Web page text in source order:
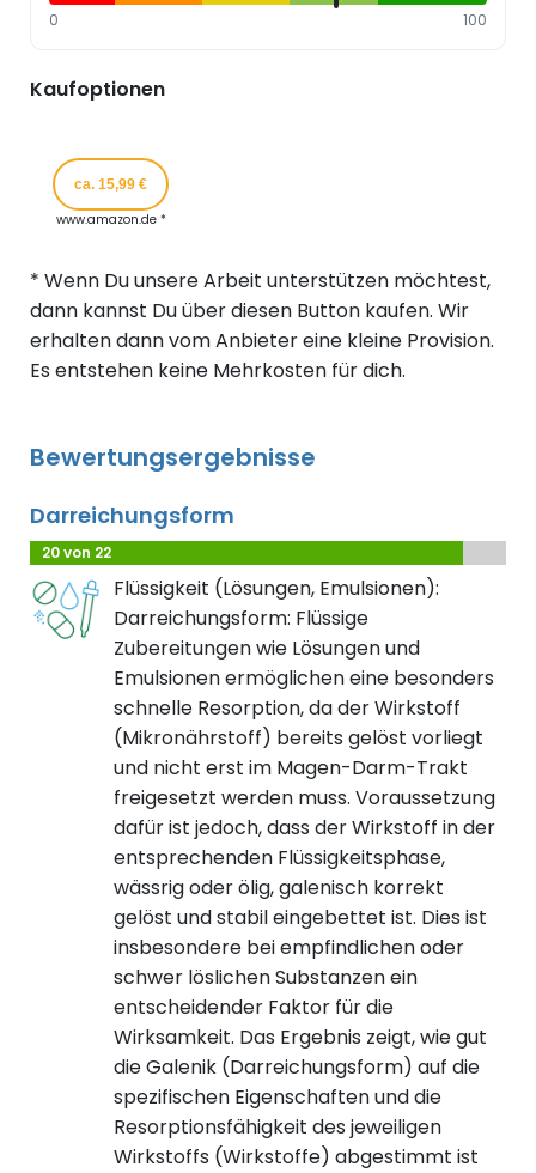
0 100
Kaufoptionen
ca. 15,99 €
www.amazon.de *
* Wenn Du unsere Arbeit unterstützen möchtest,
dann kannst Du über diesen Button kaufen. Wir
erhalten dann vom Anbieter eine kleine Provision.
Es entstehen keine Mehrkosten für dich.
Bewertungsergebnisse
Darreichungsform
20 von 22
Flüssigkeit (Lösungen, Emulsionen):
Darreichungsform: Flüssige
Zubereitungen wie Lösungen und
Emulsionen ermöglichen eine besonders
schnelle Resorption, da der Wirkstoff
(Mikronährstoff) bereits gelöst vorliegt
und nicht erst im Magen-Darm-Trakt
freigesetzt werden muss. Voraussetzung
dafür ist jedoch, dass der Wirkstoff in der
entsprechenden Flüssigkeitsphase,
wässrig oder ölig, galenisch korrekt
gelöst und stabil eingebettet ist. Dies ist
insbesondere bei empfindlichen oder
schwer löslichen Substanzen ein
entscheidender Faktor für die
Wirksamkeit. Das Ergebnis zeigt, wie gut
die Galenik (Darreichungsform) auf die
spezifischen Eigenschaften und die
Resorptionsfähigkeit des jeweiligen
Wirkstoffs (Wirkstoffe) abgestimmt ist